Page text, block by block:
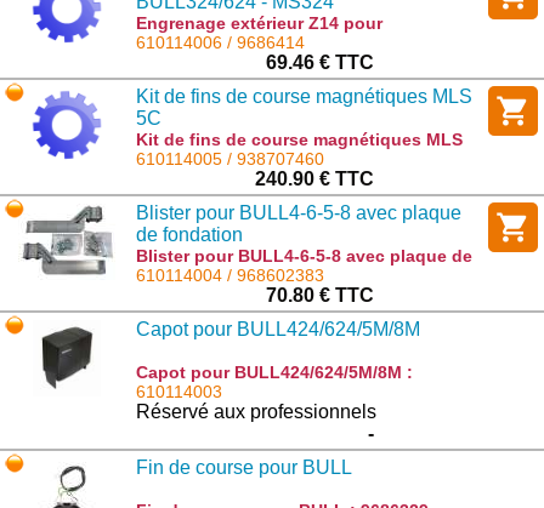
Engrenage extérieur Z14 pour
BULL324/624 - MS324 : 9686414
610114006 / 9686414
69.46 € TTC
Kit de fins de course magnétiques MLS
5C
Kit de fins de course magnétiques MLS
5C : 938707460
610114005 / 938707460
240.90 € TTC
Blister pour BULL4-6-5-8 avec plaque
de fondation
Blister pour BULL4-6-5-8 avec plaque de
fondation : 968602383
610114004 / 968602383
70.80 € TTC
Capot pour BULL424/624/5M/8M
Capot pour BULL424/624/5M/8M :
9686427
610114003
Réservé aux professionnels
-
Fin de course pour BULL